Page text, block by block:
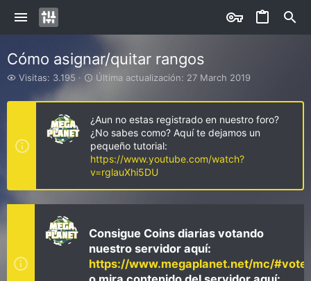
Cómo asignar/quitar rangos
V
s
a
s
Visitas: 3.195
Ú
t
m
a
a
c
t
u
z
a
c
Última actualización: 27 March 2019
¿Aun no estas registrado en nuestro foro?
¿No sabes como? Aquí te dejamos un
pequeño tutorial:
https://www.youtube.com/watch?
v=rglauXhi5DU
Consigue Coins diarias votando
nuestro servidor aquí:
https://www.megaplanet.net/mc/#vote